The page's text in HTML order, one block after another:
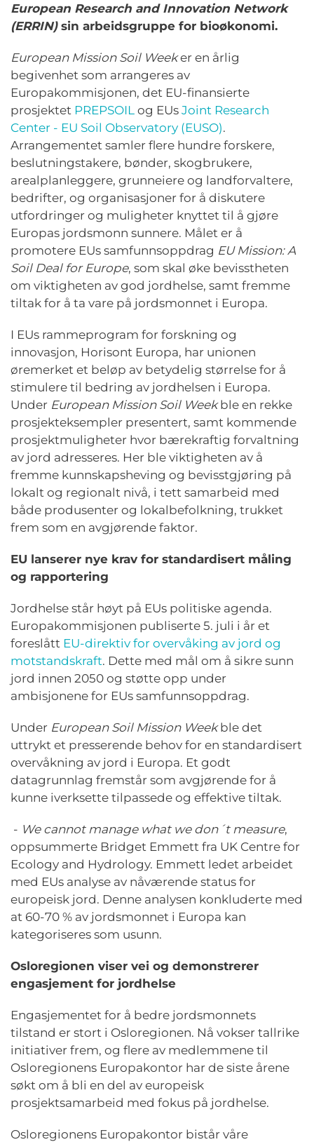
European Research and Innovation Network
(ERRIN)sin arbeidsgruppe for bioøkonomi.
European Mission Soil Weeker en årlig
begivenhet som arrangeres av
Europakommisjonen, det EU-finansierte
prosjektet PREPSOIL og EUs Joint Research
Center - EU Soil Observatory (EUSO).
Arrangementet samler flere hundre forskere,
beslutningstakere, bønder, skogbrukere,
arealplanleggere, grunneiere og landforvaltere,
bedrifter, og organisasjoner for å diskutere
utfordringer og muligheter knyttet til å gjøre
Europas jordsmonn sunnere. Målet er å
promotere EUs samfunnsoppdrag EU Mission: A
Soil Deal for Europe, som skal øke bevisstheten
om viktigheten av god jordhelse, samt fremme
tiltak for å ta vare på jordsmonnet i Europa.
I EUs rammeprogram for forskning og
innovasjon, Horisont Europa, har unionen
øremerket et beløp av betydelig størrelse for å
stimulere til bedring av jordhelsen i Europa.
Under European Mission Soil Weekble en rekke
prosjekteksempler presentert, samt kommende
prosjektmuligheter hvor bærekraftig forvaltning
av jord adresseres. Her ble viktigheten av å
fremme kunnskapsheving og bevisstgjøring på
lokalt og regionalt nivå, i tett samarbeid med
både produsenter og lokalbefolkning, trukket
frem som en avgjørende faktor.
EU lanserer nye krav for standardisert måling
og rapportering
Jordhelse står høyt på EUs politiske agenda.
Europakommisjonen publiserte 5. juli i år et
foreslått EU-direktiv for overvåking av jord og
motstandskraft. Dette med mål om å sikre sunn
jord innen 2050 og støtte opp under
ambisjonene for EUs samfunnsoppdrag.
Under European Soil Mission Weekble det
uttrykt et presserende behov for en standardisert
overvåkning av jord i Europa. Et godt
datagrunnlag fremstår som avgjørende for å
kunne iverksette tilpassede og effektive tiltak.
- We cannot manage what we don´t measure,
oppsummerte Bridget Emmett fra UK Centre for
Ecology and Hydrology. Emmett ledet arbeidet
med EUs analyse av nåværende status for
europeisk jord. Denne analysen konkluderte med
at 60-70 % av jordsmonnet i Europa kan
kategoriseres som usunn.
Osloregionen viser vei og demonstrerer
engasjement for jordhelse
Engasjementet for å bedre jordsmonnets
tilstand er stort i Osloregionen. Nå vokser tallrike
initiativer frem, og flere av medlemmene til
Osloregionens Europakontor har de siste årene
søkt om å bli en del av europeisk
prosjektsamarbeid med fokus på jordhelse.
Osloregionens Europakontor bistår våre